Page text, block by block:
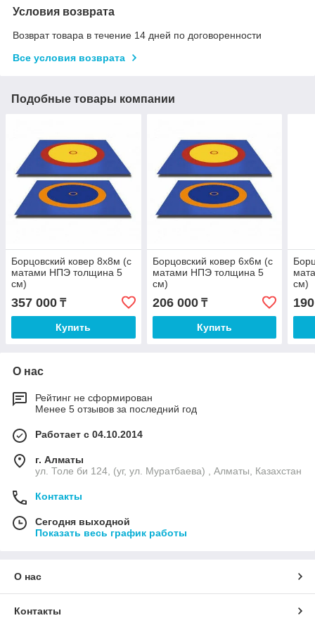
Условия возврата
Возврат товара в течение 14 дней по договоренности
Все условия возврата
Подобные товары компании
Борцовский ковер 8х8м (с
матами НПЭ толщина 5
см)
357 000 ₸
Купить
Борцовский ковер 6х6м (с
матами НПЭ толщина 5
см)
206 000₸
Купить
см)
О нас
Рейтинг не сформирован
Менее 5 отзывов за последний год
Работает с 04.10.2014
г. Алматы
ул. Толе би 124, (уг, ул. Муратбаева) , Алматы, Казахстан
Контакты
Сегодня выходной
Показать весь график работы
О нас
Контакты